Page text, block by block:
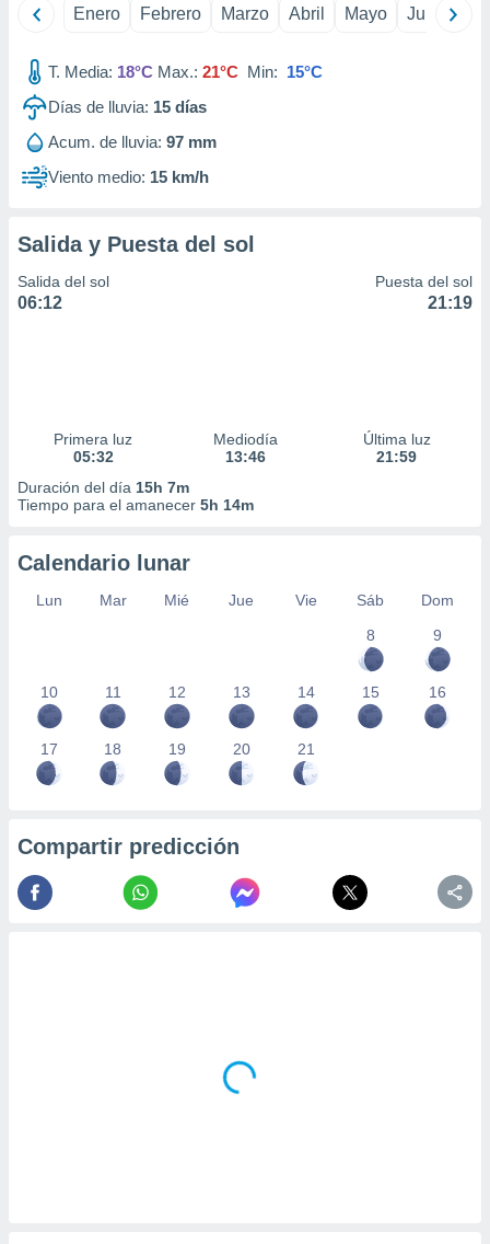
crear un
de la
del
de
e
Enero Febrero Marzo Abril Mayo Junio
T. Media: 18°C Max.: 21°C Min: 15°C
Días de lluvia: 15 días
Acum. de lluvia: 97 mm
Viento medio: 15 km/h
Salida y Puesta del sol
Salida del sol
06:12
Puesta del sol
21:19
Primera luz
05:32
Mediodía
13:46
Última luz
21:59
Duración del día 15h 7m
Tiempo para el amanecer 5h 14m
Calendario lunar
Lun Mar Mié Jue Vie Sáb
Dom
8
9
10 11 12 13 14 15 16
17 18 19 20 21
Compartir predicción